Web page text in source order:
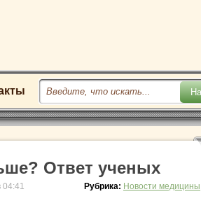
Ответ ученых
04:41 Рубрика: Новости медицины